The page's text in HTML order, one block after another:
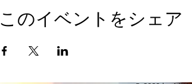
このイベントをシェア